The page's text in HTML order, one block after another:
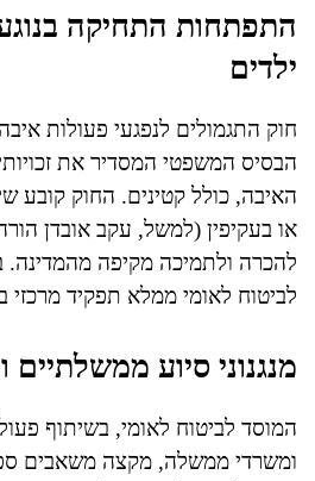
התפתחות התחיקה
ילדים
הבסיס המשפטי המסדיר את
האיבה, כולל קטינים. החוק קובע
או בעקיפין (למשל, עקב אובדן
להכרה ולתמיכה מקיפה
לביטוח לאומי ממלא תפקיד מרכזי
מנגנוני סיוע ממשלתיים
המוסד לביטוח לאומי, בשיתוף
ומשרדי ממשלה, מקצה משאבים